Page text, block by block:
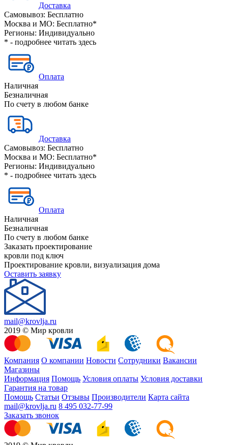
Доставка
Самовывоз: Бесплатно
Москва и МО: Бесплатно*
Регионы: Индивидуально
* - подробнее читать здесь
Оплата
Наличная
Безналичная
По счету в любом банке
Доставка
Самовывоз: Бесплатно
Москва и МО: Бесплатно*
Регионы: Индивидуально
* - подробнее читать здесь
Оплата
Наличная
Безналичная
По счету в любом банке
Заказать проектирование
кровли под ключ
Проектирование кровли, визуализация дома
Оставить заявку
mail@krovlja.ru
2019 © Мир кровли
Компания О компании Новости Сотрудники Вакансии
Магазины
Информация Помощь Условия оплаты Условия доставки
Гарантия на товар
Помощь Статьи Отзывы Производители Карта сайта
mail@krovlja.ru 8 495 032-77-99
Заказать звонок